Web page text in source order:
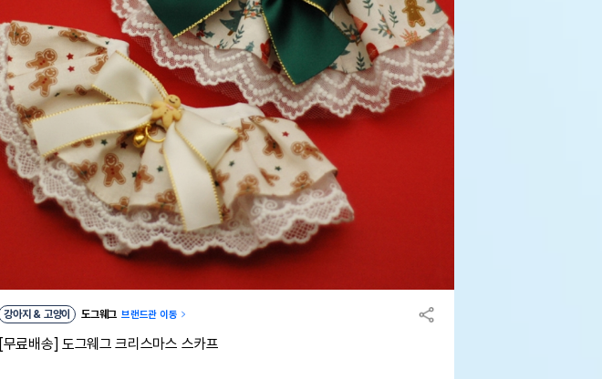
강아지 & 고양이 도그웨그 브랜드관 이동
[무료배송] 도그웨그 크리스마스 스카프